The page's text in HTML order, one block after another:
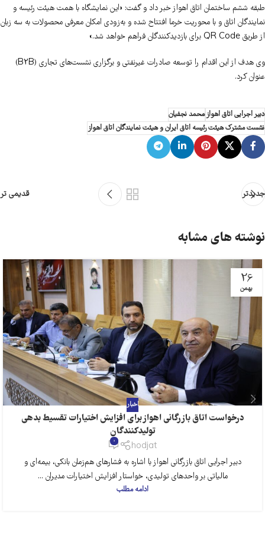
طبقه ششم ساختمان اتاق اهواز خبر داد و گفت: «این نمایشگاه با همت هیئت رئیسه و
نمایندگان اتاق و با محوریت خرما افتتاح شده و به‌زودی امکان معرفی محصولات به سه زبان
از طریق QR Code برای بازدیدکنندگان فراهم خواهد شد.»
وی هدف از این اقدام را توسعه صادرات غیرنفتی و برگزاری نشست‌های تجاری (B2B)
عنوان کرد.
دبیر اجرایی اتاق اهوازمحمد نجفیان
نشست مشترک هیئت رئیسه اتاق ایران و هیئت نمایندگان اتاق اهواز
جدیدتر قدیمی تر
نوشته های مشابه
26
بهمن
اخبار
درخواست اتاق بازرگانی اهواز برای افزایش اختیارات تقسیط بدهی
تولیدکنندگان
hodjat
0
دبیر اجرایی اتاق بازرگانی اهواز با اشاره به فشارهای هم‌زمان بانکی، بیمه‌ای و
مالیاتی بر واحدهای تولیدی، خواستار افزایش اختیارات مدیران ...
ادامه مطلب